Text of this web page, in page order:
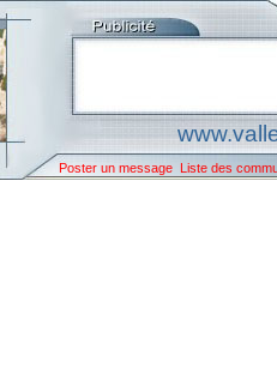
Poster un message Liste des